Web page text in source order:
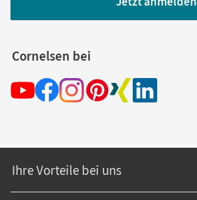
Cornelsen bei
Ihre Vorteile bei uns